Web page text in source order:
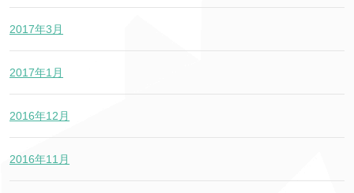
2017年3月
2017年1月
2016年12月
2016年11月